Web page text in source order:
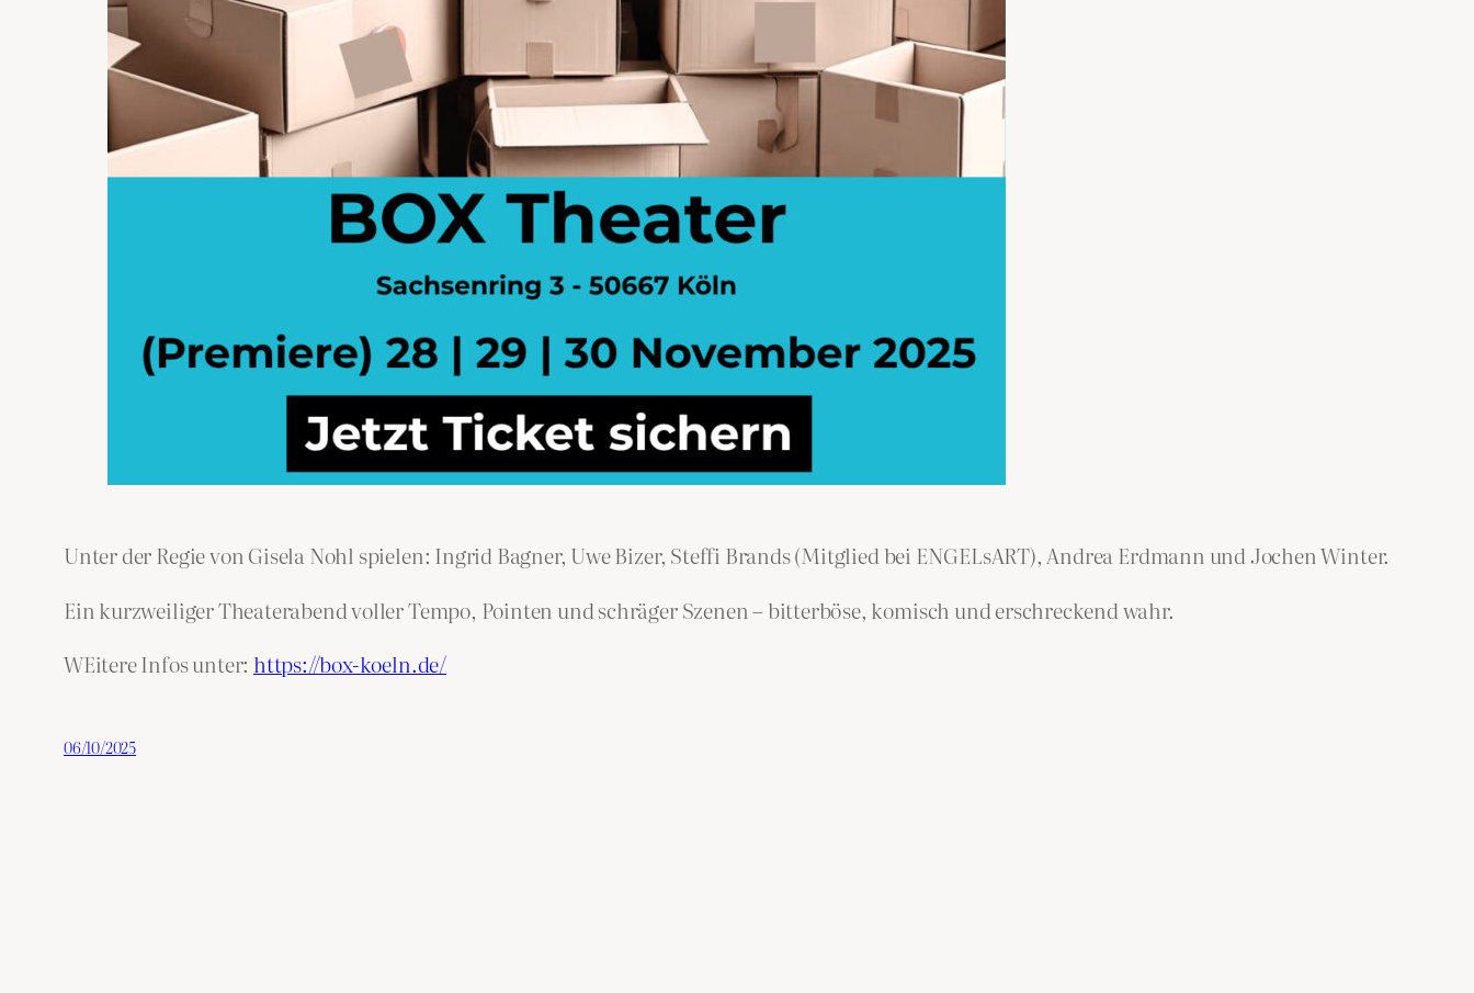
Unter der Regie von Gisela Nohl spielen: Ingrid Bagner, Uwe Bizer, Steffi Brands (Mitglied bei ENGELsART), Andrea Erdmann und Jochen Winter.
Ein kurzweiliger Theaterabend voller Tempo, Pointen und schräger Szenen – bitterböse, komisch und erschreckend wahr.
WEitere Infos unter: https://box-koeln.de/
06/10/2025